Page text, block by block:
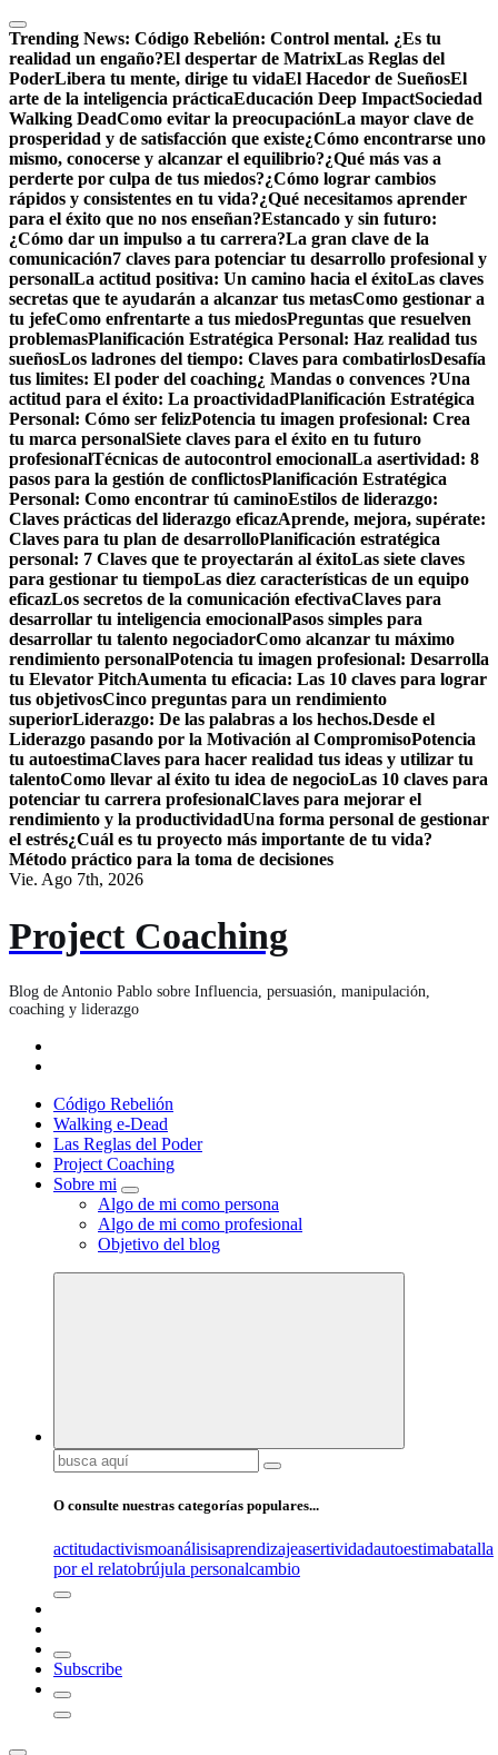
Saltar
al
contenido
Trending News: Código Rebelión: Control mental. ¿Es tu
realidad un engaño?El despertar de MatrixLas Reglas del
PoderLibera tu mente, dirige tu vidaEl Hacedor de SueñosEl
arte de la inteligencia prácticaEducación Deep ImpactSociedad
Walking DeadComo evitar la preocupaciónLa mayor clave de
prosperidad y de satisfacción que existe¿Cómo encontrarse uno
mismo, conocerse y alcanzar el equilibrio?¿Qué más vas a
perderte por culpa de tus miedos?¿Cómo lograr cambios
rápidos y consistentes en tu vida?¿Qué necesitamos aprender
para el éxito que no nos enseñan?Estancado y sin futuro:
¿Cómo dar un impulso a tu carrera?La gran clave de la
comunicación7 claves para potenciar tu desarrollo profesional y
personalLa actitud positiva: Un camino hacia el éxitoLas claves
secretas que te ayudarán a alcanzar tus metasComo gestionar a
tu jefeComo enfrentarte a tus miedosPreguntas que resuelven
problemasPlanificación Estratégica Personal: Haz realidad tus
sueñosLos ladrones del tiempo: Claves para combatirlosDesafía
tus limites: El poder del coaching¿ Mandas o convences ?Una
actitud para el éxito: La proactividadPlanificación Estratégica
Personal: Cómo ser felizPotencia tu imagen profesional: Crea
tu marca personalSiete claves para el éxito en tu futuro
profesionalTécnicas de autocontrol emocionalLa asertividad: 8
pasos para la gestión de conflictosPlanificación Estratégica
Personal: Como encontrar tú caminoEstilos de liderazgo:
Claves prácticas del liderazgo eficazAprende, mejora, supérate:
Claves para tu plan de desarrolloPlanificación estratégica
personal: 7 Claves que te proyectarán al éxitoLas siete claves
para gestionar tu tiempoLas diez características de un equipo
eficazLos secretos de la comunicación efectivaClaves para
desarrollar tu inteligencia emocionalPasos simples para
desarrollar tu talento negociadorComo alcanzar tu máximo
rendimiento personalPotencia tu imagen profesional: Desarrolla
tu Elevator PitchAumenta tu eficacia: Las 10 claves para lograr
tus objetivosCinco preguntas para un rendimiento
superiorLiderazgo: De las palabras a los hechos.Desde el
Liderazgo pasando por la Motivación al CompromisoPotencia
tu autoestimaClaves para hacer realidad tus ideas y utilizar tu
talentoComo llevar al éxito tu idea de negocioLas 10 claves para
potenciar tu carrera profesionalClaves para mejorar el
rendimiento y la productividadUna forma personal de gestionar
el estrés¿Cuál es tu proyecto más importante de tu vida?
Método práctico para la toma de decisiones
Vie. Ago 7th, 2026
Project Coaching
Blog de Antonio Pablo sobre Influencia, persuasión, manipulación,
coaching y liderazgo
Código Rebelión
Walking e-Dead
Las Reglas del Poder
Project Coaching
Sobre mi
Algo de mi como persona
Algo de mi como profesional
Objetivo del blog
Buscar:
O consulte nuestras categorías populares...
actitudactivismoanálisisaprendizajeasertividadautoestimabatalla
por el relatobrújula personalcambio
Subscribe